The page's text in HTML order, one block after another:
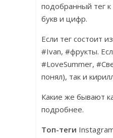
подобранный тег к
букв и цифр.
Если тег состоит
#Ivan, #фрукты.
#LoveSummer,
понял), так и
Какие же бывают
подробнее.
Топ-теги